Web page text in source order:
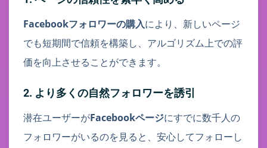
Facebookフォロワーの購入により、新しいページ
でも短期間で信頼を構築し、アルゴリズム上での評
価を向上させることができます。
2. より多くの自然フォロワーを誘引
潜在ユーザーがFacebookページにすでに数千人の
フォロワーがいるのを見ると、安心してフォローし